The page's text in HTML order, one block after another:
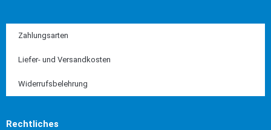
Zahlungsarten
Liefer- und Versandkosten
Widerrufsbelehrung
Rechtliches